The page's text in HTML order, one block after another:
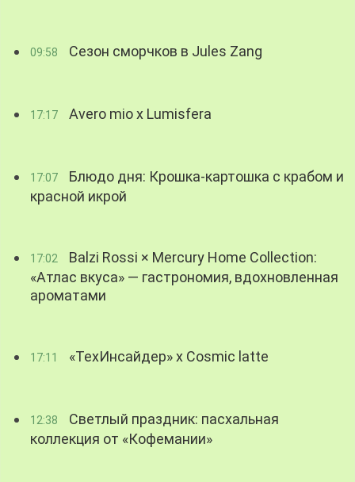
09:58 Сезон сморчков в Jules Zang
17:17 Avero mio x Lumisfera
17:07
Блюдо дня: Крошка-картошка с крабом и
красной икрой
17:02
Balzi Rossi × Mercury Home Collection:
«Атлас вкуса» — гастрономия, вдохновленная
ароматами
17:11 «ТехИнсайдер» х Cosmic latte
12:38
Светлый праздник: пасхальная
коллекция от «Кофемании»